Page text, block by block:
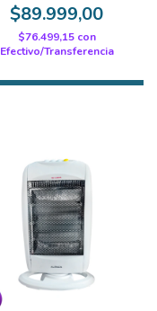
$89.999,00
$76.499,15 con
Efectivo/Transferencia